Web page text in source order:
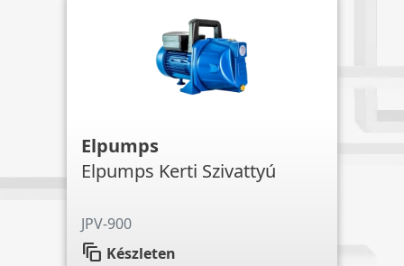
Elpumps
Elpumps Kerti Szivattyú
JPV-900
auto_awesome_motion Készleten